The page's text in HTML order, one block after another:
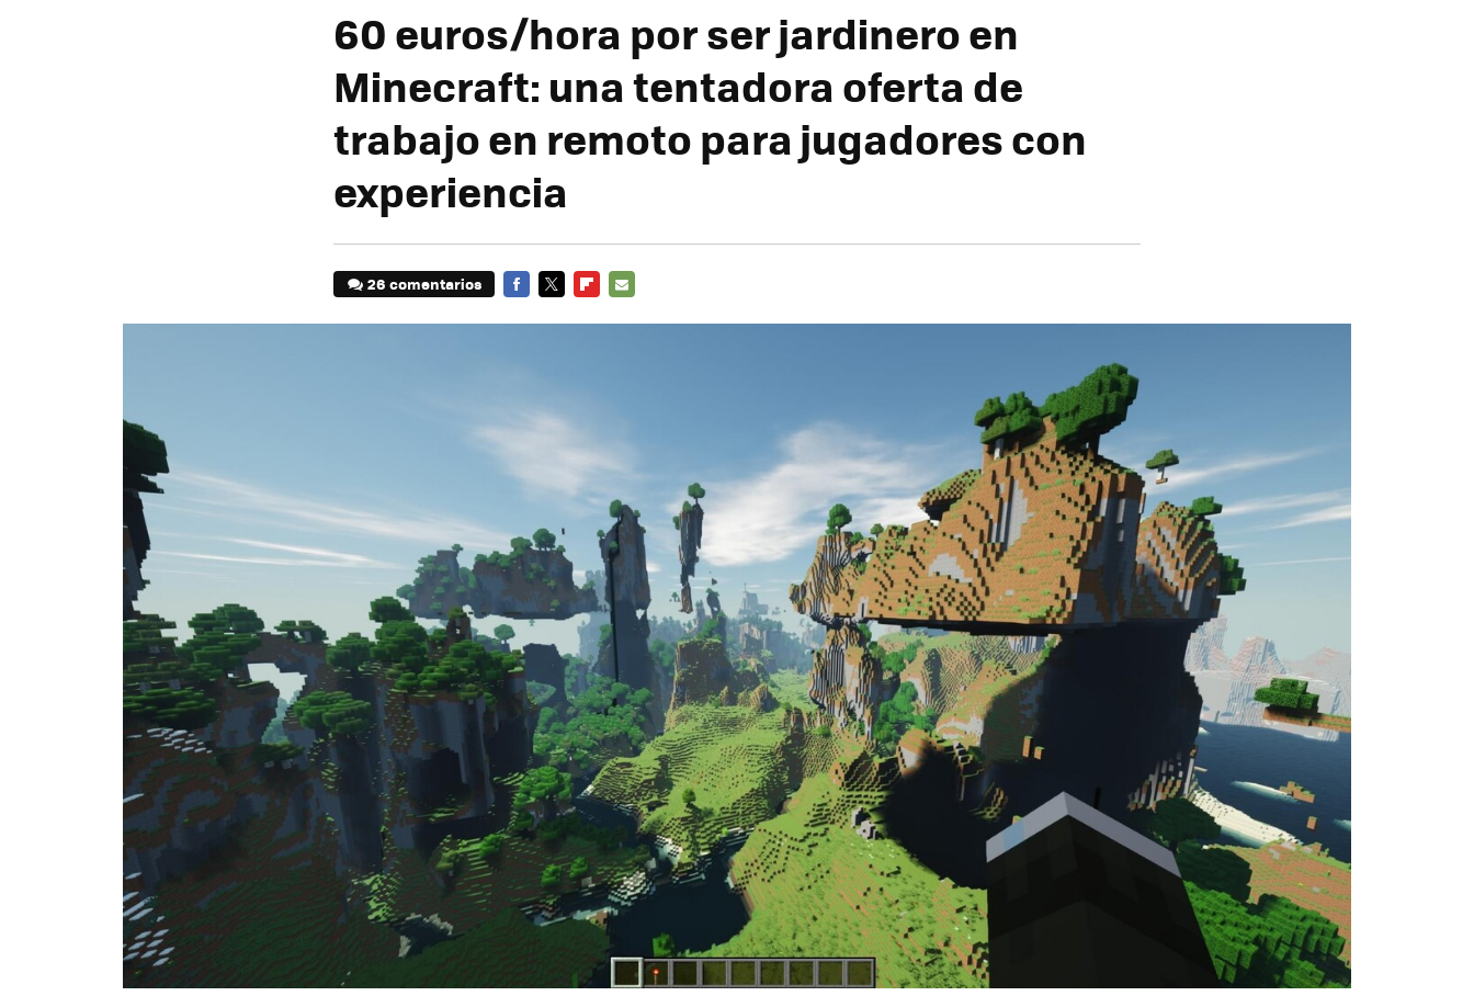
60 euros/hora por ser jardinero en
Minecraft: una tentadora oferta de
trabajo en remoto para jugadores con
experiencia
26 comentarios